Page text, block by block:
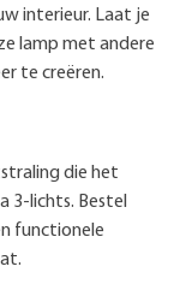
interieur. Laat je
lamp met andere
te creëren.
die het
lichts. Bestel
functionele